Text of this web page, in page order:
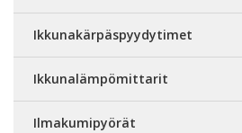
Ikkunakärpäspyydytimet
Ikkunalämpömittarit
Ilmakumipyörät